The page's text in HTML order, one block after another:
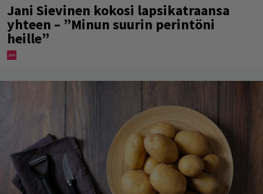
Jani Sievinen kokosi lapsikatraansa
yhteen – ”Minun suurin perintöni
heille”